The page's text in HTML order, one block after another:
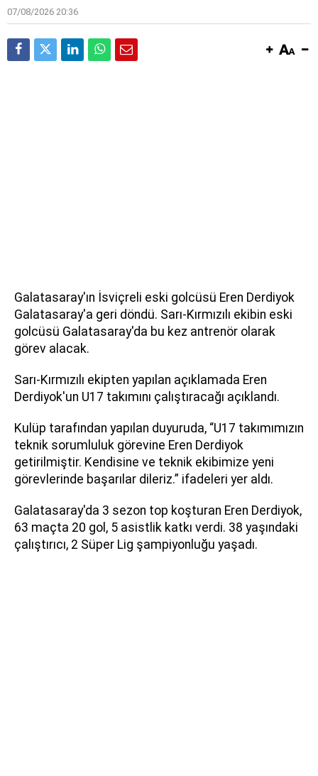
07/08/2026 20:36
Galatasaray'ın İsviçreli eski golcüsü Eren Derdiyok
Galatasaray'a geri döndü. Sarı-Kırmızılı ekibin eski
golcüsü Galatasaray'da bu kez antrenör olarak
görev alacak.
Sarı-Kırmızılı ekipten yapılan açıklamada Eren
Derdiyok'un U17 takımını çalıştıracağı açıklandı.
Kulüp tarafından yapılan duyuruda, “U17 takımımızın
teknik sorumluluk görevine Eren Derdiyok
getirilmiştir. Kendisine ve teknik ekibimize yeni
görevlerinde başarılar dileriz.” ifadeleri yer aldı.
Galatasaray'da 3 sezon top koşturan Eren Derdiyok,
63 maçta 20 gol, 5 asistlik katkı verdi. 38 yaşındaki
çalıştırıcı, 2 Süper Lig şampiyonluğu yaşadı.